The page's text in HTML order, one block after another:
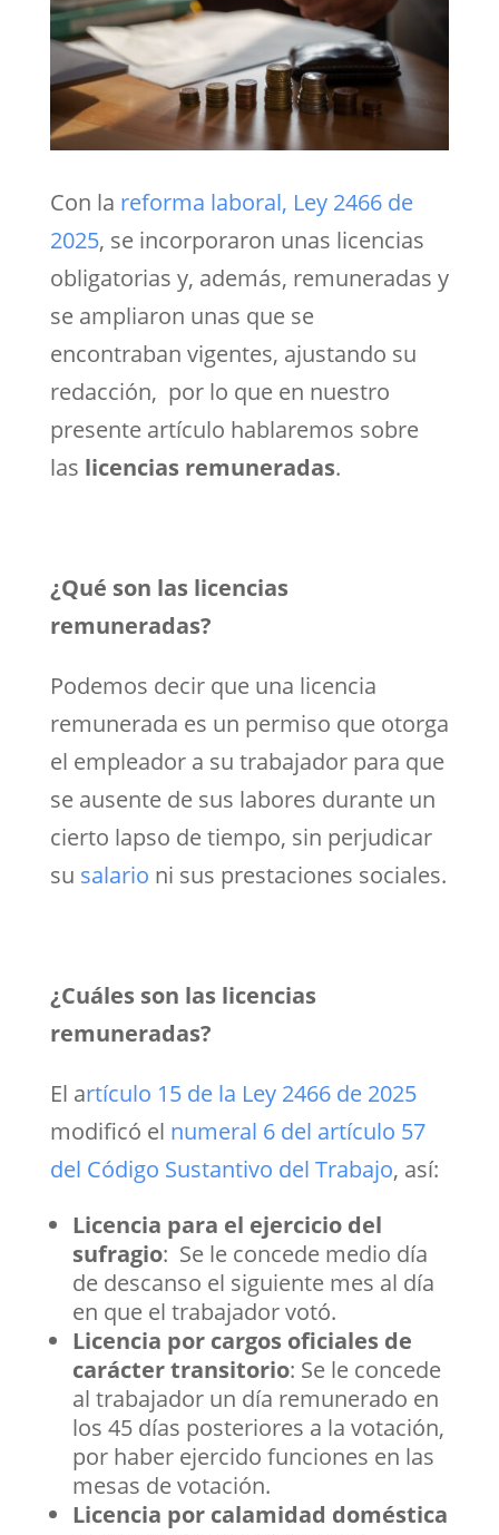
Con la reforma laboral, Ley 2466 de
2025, se incorporaron unas licencias
obligatorias y, además, remuneradas y
se ampliaron unas que se
encontraban vigentes, ajustando su
redacción, por lo que en nuestro
presente artículo hablaremos sobre
las licencias remuneradas.
¿Qué son las licencias
remuneradas?
Podemos decir que una licencia
remunerada es un permiso que otorga
el empleador a su trabajador para que
se ausente de sus labores durante un
cierto lapso de tiempo, sin perjudicar
su salario ni sus prestaciones sociales.
¿Cuáles son las licencias
remuneradas?
El artículo 15 de la Ley 2466 de 2025
modificó el numeral 6 del artículo 57
del Código Sustantivo del Trabajo, así:
Licencia para el ejercicio del
sufragio: Se le concede medio día
de descanso el siguiente mes al día
en que el trabajador votó.
Licencia por cargos oficiales de
carácter transitorio: Se le concede
al trabajador un día remunerado en
los 45 días posteriores a la votación,
por haber ejercido funciones en las
mesas de votación.
Licencia por calamidad doméstica